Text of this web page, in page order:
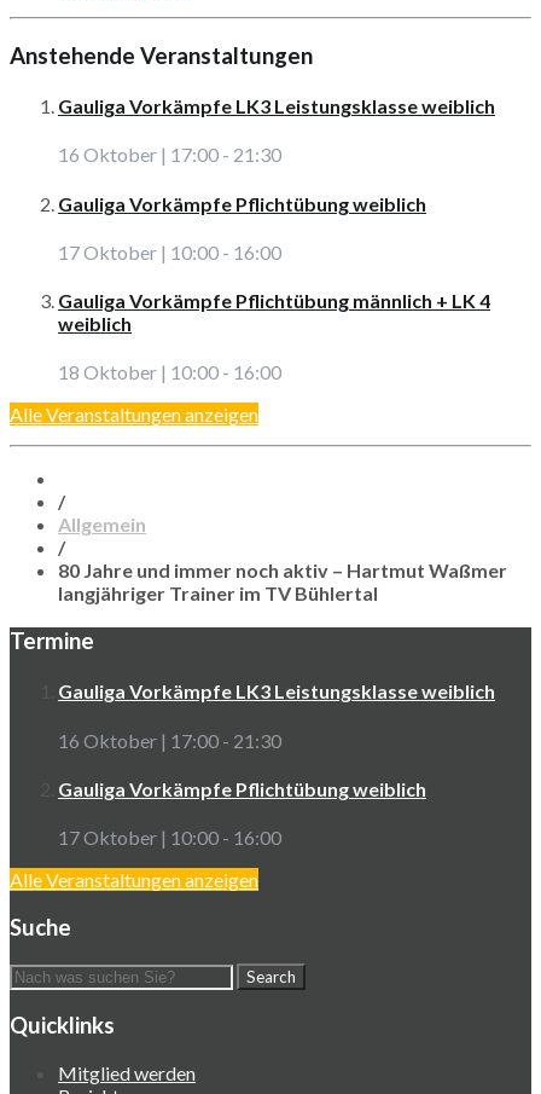
Anstehende Veranstaltungen
Gauliga Vorkämpfe LK3 Leistungsklasse weiblich
16 Oktober | 17:00 - 21:30
Gauliga Vorkämpfe Pflichtübung weiblich
17 Oktober | 10:00 - 16:00
Gauliga Vorkämpfe Pflichtübung männlich + LK 4
weiblich
18 Oktober | 10:00 - 16:00
Alle Veranstaltungen anzeigen
/
Allgemein
/
80 Jahre und immer noch aktiv – Hartmut Waßmer
langjähriger Trainer im TV Bühlertal
Termine
Gauliga Vorkämpfe LK3 Leistungsklasse weiblich
16 Oktober | 17:00 - 21:30
Gauliga Vorkämpfe Pflichtübung weiblich
17 Oktober | 10:00 - 16:00
Alle Veranstaltungen anzeigen
Suche
Quicklinks
Mitglied werden